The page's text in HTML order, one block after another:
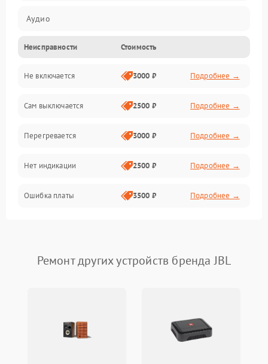
Аудио
Неисправности Стоимость
Не включается 3000 ₽ Подробнее →
Сам выключается 2500 ₽ Подробнее →
Перегревается 3000 ₽ Подробнее →
Нет индикации 2500 ₽ Подробнее →
Ошибка платы 3500 ₽ Подробнее →
Ремонт других устройств бренда JBL